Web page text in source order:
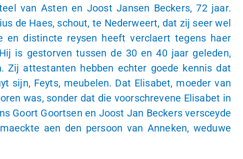
van Asten en Joost Jansen Beckers, 72 jaar.
de Haes, schout, te Nederweert, dat zij seer wel
en distincte reysen heeft verclaert tegens haer
is gestorven tussen de 30 en 40 jaar geleden,
Zij attestanten hebben echter goede kennis dat
sijn, Feyts, meubelen. Dat Elisabet, moeder van
was, sonder dat die voorschrevene Elisabet in
Goort Goortsen en Joost Jan Beckers versceyde
aen den persoon van Anneken, weduwe